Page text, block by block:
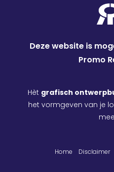
Deze website is
Promo
Hèt grafisch
het vormgeven van je
Home Disclaimer